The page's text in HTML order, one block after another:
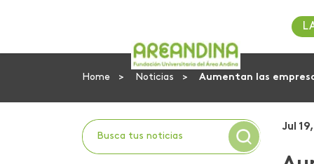
Home Noticias Aumentan las
Jul